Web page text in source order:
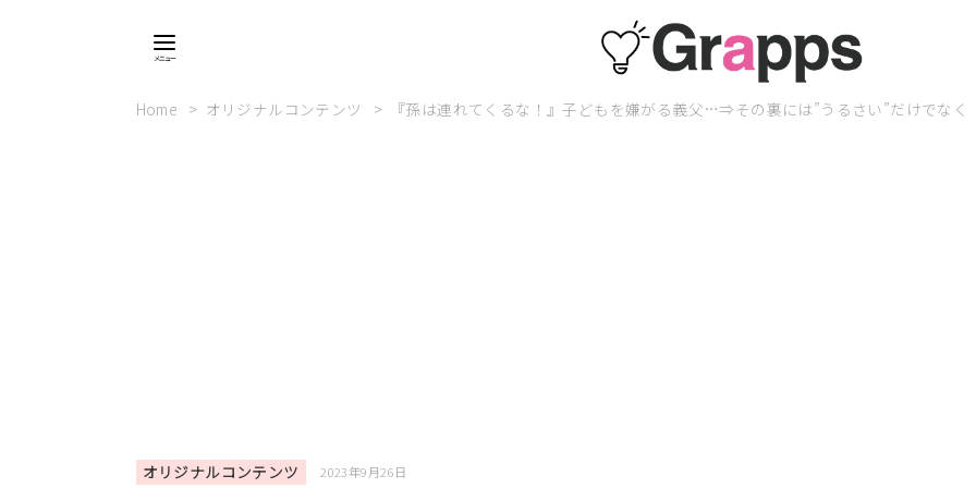
Home オリジナルコンテンツ 『孫は連れてくるな！』子どもを嫌がる義父…⇒その裏には”うるさい”だけでな
オリジナルコンテンツ 2023年9月26日